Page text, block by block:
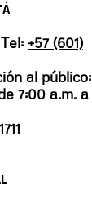
+57 (601)
al público:
7:00 a.m. a